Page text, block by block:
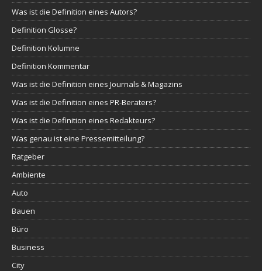
Was ist die Definition eines Autors?
Definition Glosse?
Definition Kolumne
Definition Kommentar
Was ist die Definition eines Journals & Magazins
Was ist die Definition eines PR-Beraters?
Was ist die Definition eines Redakteurs?
Was genau ist eine Pressemitteilung?
Ratgeber
Ambiente
Auto
Bauen
Büro
Business
City